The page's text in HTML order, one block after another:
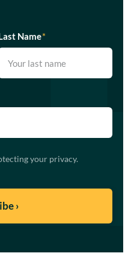
Name*
your privacy.